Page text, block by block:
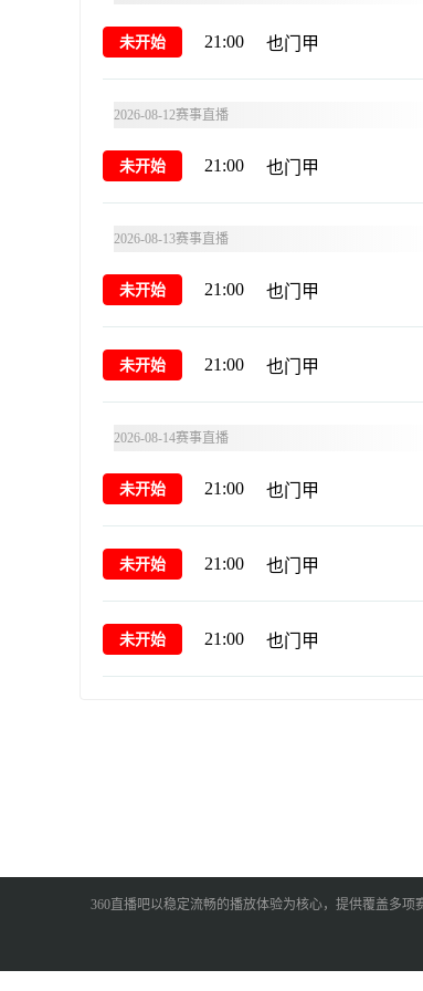
未开始 21:00 也门甲
2026-08-12赛事直播
未开始 21:00 也门甲
2026-08-13赛事直播
未开始 21:00 也门甲
未开始 21:00 也门甲
2026-08-14赛事直播
未开始 21:00 也门甲
未开始 21:00 也门甲
未开始 21:00 也门甲
360直播吧以稳定流畅的播放体验为核心，提供覆盖多